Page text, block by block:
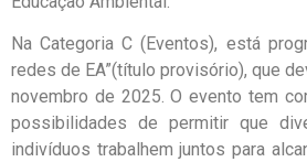
Na Categoria C (Eventos), está
redes de EA”(título provisório), que
novembro de 2025. O evento tem
possibilidades de permitir que
indivíduos trabalhem juntos para